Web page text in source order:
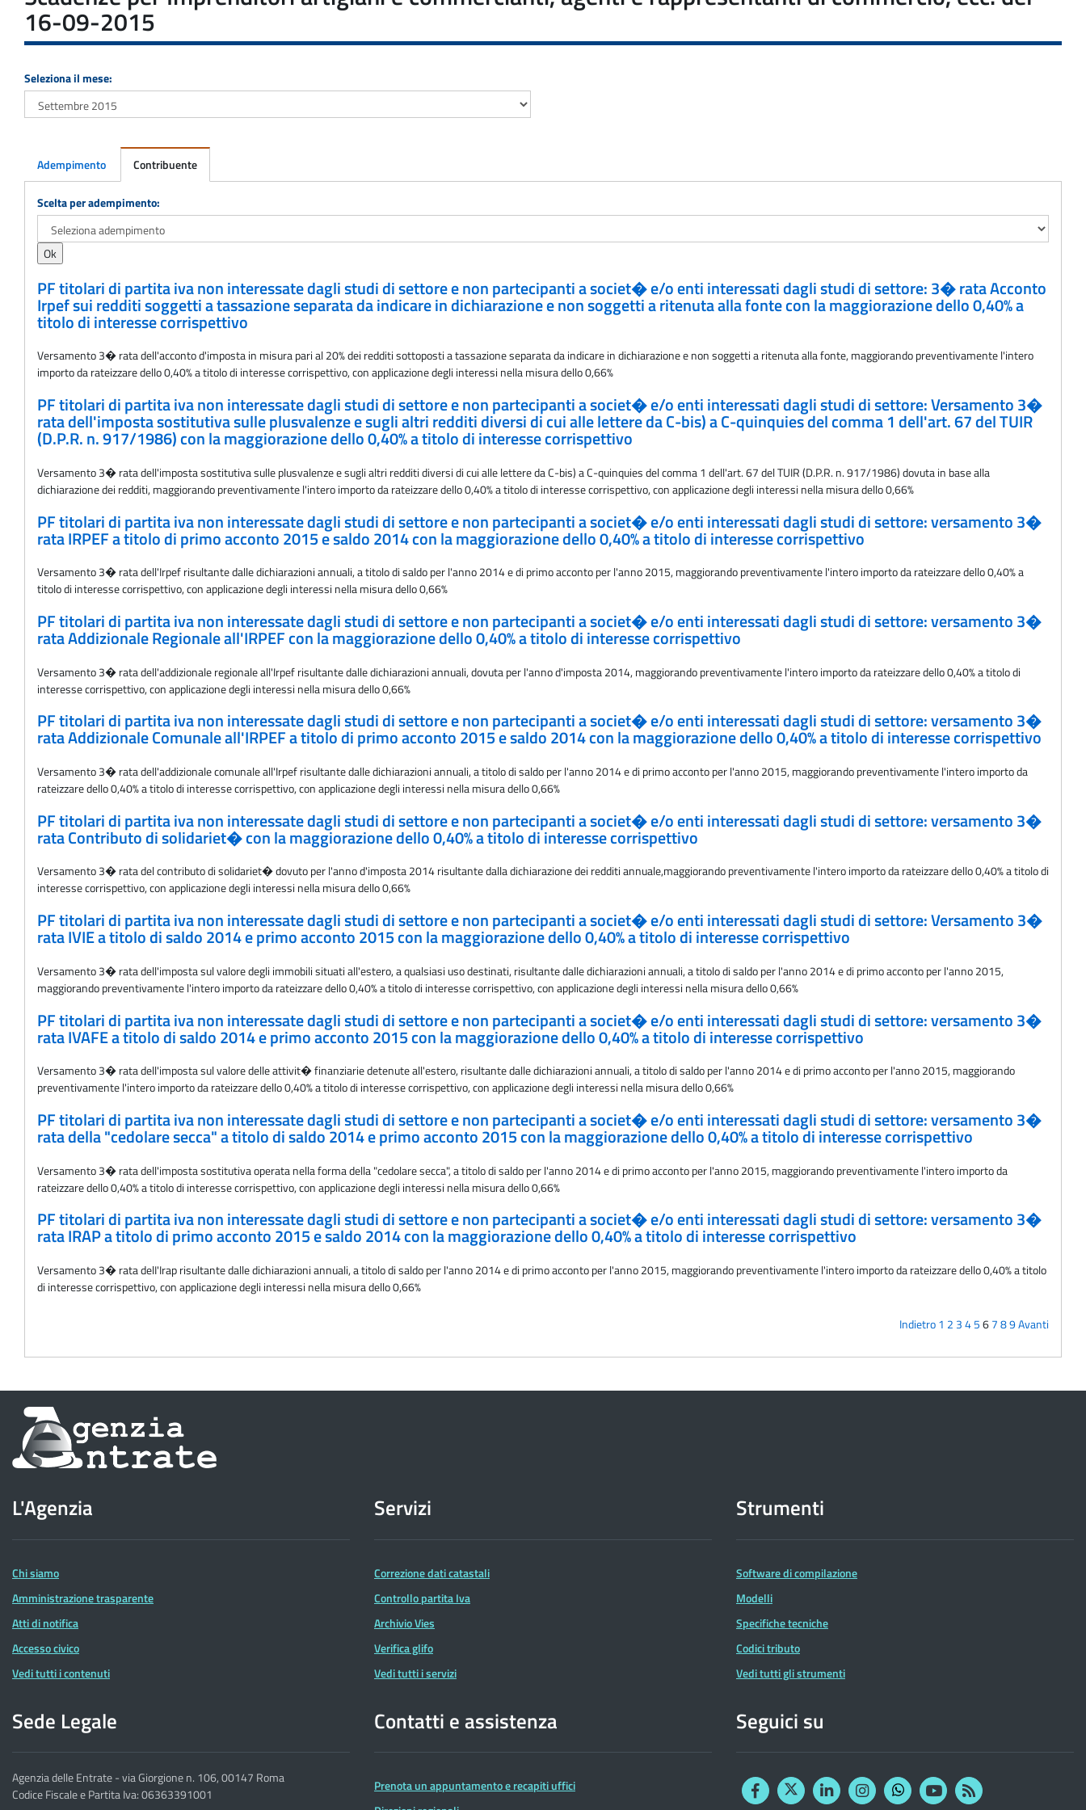
16-09-2015
Seleziona il mese:
Adempimento Contribuente
Adempimento
Scelta per adempimento:
PF titolari di partita iva non interessate dagli studi di settore e non partecipanti a societ� e/o enti interessati dagli studi di settore: 3� rata Acconto
Irpef sui redditi soggetti a tassazione separata da indicare in dichiarazione e non soggetti a ritenuta alla fonte con la maggiorazione dello 0,40% a
titolo di interesse corrispettivo
Versamento 3� rata dell'acconto d'imposta in misura pari al 20% dei redditi sottoposti a tassazione separata da indicare in dichiarazione e non soggetti a ritenuta alla fonte, maggiorando preventivamente l'intero
importo da rateizzare dello 0,40% a titolo di interesse corrispettivo, con applicazione degli interessi nella misura dello 0,66%
PF titolari di partita iva non interessate dagli studi di settore e non partecipanti a societ� e/o enti interessati dagli studi di settore: Versamento 3�
rata dell'imposta sostitutiva sulle plusvalenze e sugli altri redditi diversi di cui alle lettere da C-bis) a C-quinquies del comma 1 dell'art. 67 del TUIR
(D.P.R. n. 917/1986) con la maggiorazione dello 0,40% a titolo di interesse corrispettivo
Versamento 3� rata dell'imposta sostitutiva sulle plusvalenze e sugli altri redditi diversi di cui alle lettere da C-bis) a C-quinquies del comma 1 dell'art. 67 del TUIR (D.P.R. n. 917/1986) dovuta in base alla
dichiarazione dei redditi, maggiorando preventivamente l'intero importo da rateizzare dello 0,40% a titolo di interesse corrispettivo, con applicazione degli interessi nella misura dello 0,66%
PF titolari di partita iva non interessate dagli studi di settore e non partecipanti a societ� e/o enti interessati dagli studi di settore: versamento 3�
rata IRPEF a titolo di primo acconto 2015 e saldo 2014 con la maggiorazione dello 0,40% a titolo di interesse corrispettivo
Versamento 3� rata dell'Irpef risultante dalle dichiarazioni annuali, a titolo di saldo per l'anno 2014 e di primo acconto per l'anno 2015, maggiorando preventivamente l'intero importo da rateizzare dello 0,40% a
titolo di interesse corrispettivo, con applicazione degli interessi nella misura dello 0,66%
PF titolari di partita iva non interessate dagli studi di settore e non partecipanti a societ� e/o enti interessati dagli studi di settore: versamento 3�
rata Addizionale Regionale all'IRPEF con la maggiorazione dello 0,40% a titolo di interesse corrispettivo
Versamento 3� rata dell'addizionale regionale all'Irpef risultante dalle dichiarazioni annuali, dovuta per l'anno d'imposta 2014, maggiorando preventivamente l'intero importo da rateizzare dello 0,40% a titolo di
interesse corrispettivo, con applicazione degli interessi nella misura dello 0,66%
PF titolari di partita iva non interessate dagli studi di settore e non partecipanti a societ� e/o enti interessati dagli studi di settore: versamento 3�
rata Addizionale Comunale all'IRPEF a titolo di primo acconto 2015 e saldo 2014 con la maggiorazione dello 0,40% a titolo di interesse corrispettivo
Versamento 3� rata dell'addizionale comunale all'Irpef risultante dalle dichiarazioni annuali, a titolo di saldo per l'anno 2014 e di primo acconto per l'anno 2015, maggiorando preventivamente l'intero importo da
rateizzare dello 0,40% a titolo di interesse corrispettivo, con applicazione degli interessi nella misura dello 0,66%
PF titolari di partita iva non interessate dagli studi di settore e non partecipanti a societ� e/o enti interessati dagli studi di settore: versamento 3�
rata Contributo di solidariet� con la maggiorazione dello 0,40% a titolo di interesse corrispettivo
Versamento 3� rata del contributo di solidariet� dovuto per l'anno d'imposta 2014 risultante dalla dichiarazione dei redditi annuale,maggiorando preventivamente l'intero importo da rateizzare dello 0,40% a titolo di
interesse corrispettivo, con applicazione degli interessi nella misura dello 0,66%
PF titolari di partita iva non interessate dagli studi di settore e non partecipanti a societ� e/o enti interessati dagli studi di settore: Versamento 3�
rata IVIE a titolo di saldo 2014 e primo acconto 2015 con la maggiorazione dello 0,40% a titolo di interesse corrispettivo
Versamento 3� rata dell'imposta sul valore degli immobili situati all'estero, a qualsiasi uso destinati, risultante dalle dichiarazioni annuali, a titolo di saldo per l'anno 2014 e di primo acconto per l'anno 2015,
maggiorando preventivamente l'intero importo da rateizzare dello 0,40% a titolo di interesse corrispettivo, con applicazione degli interessi nella misura dello 0,66%
PF titolari di partita iva non interessate dagli studi di settore e non partecipanti a societ� e/o enti interessati dagli studi di settore: versamento 3�
rata IVAFE a titolo di saldo 2014 e primo acconto 2015 con la maggiorazione dello 0,40% a titolo di interesse corrispettivo
Versamento 3� rata dell'imposta sul valore delle attivit� finanziarie detenute all'estero, risultante dalle dichiarazioni annuali, a titolo di saldo per l'anno 2014 e di primo acconto per l'anno 2015, maggiorando
preventivamente l'intero importo da rateizzare dello 0,40% a titolo di interesse corrispettivo, con applicazione degli interessi nella misura dello 0,66%
PF titolari di partita iva non interessate dagli studi di settore e non partecipanti a societ� e/o enti interessati dagli studi di settore: versamento 3�
rata della "cedolare secca" a titolo di saldo 2014 e primo acconto 2015 con la maggiorazione dello 0,40% a titolo di interesse corrispettivo
Versamento 3� rata dell'imposta sostitutiva operata nella forma della "cedolare secca", a titolo di saldo per l'anno 2014 e di primo acconto per l'anno 2015, maggiorando preventivamente l'intero importo da
rateizzare dello 0,40% a titolo di interesse corrispettivo, con applicazione degli interessi nella misura dello 0,66%
PF titolari di partita iva non interessate dagli studi di settore e non partecipanti a societ� e/o enti interessati dagli studi di settore: versamento 3�
rata IRAP a titolo di primo acconto 2015 e saldo 2014 con la maggiorazione dello 0,40% a titolo di interesse corrispettivo
Versamento 3� rata delI'Irap risultante dalle dichiarazioni annuali, a titolo di saldo per l'anno 2014 e di primo acconto per l'anno 2015, maggiorando preventivamente l'intero importo da rateizzare dello 0,40% a titolo
di interesse corrispettivo, con applicazione degli interessi nella misura dello 0,66%
Indietro1 2 3456789Avanti
Informazioni
sul
dell'Agenzia
delle
Entrate
L'Agenzia
Chi siamo
Amministrazione trasparente
Atti di notifica
Accesso civico
Vedi tutti i contenuti
Servizi
Correzione dati catastali
Controllo partita Iva
Archivio Vies
Verifica glifo
Vedi tutti i servizi
Strumenti
Software di compilazione
Modelli
Specifiche tecniche
Codici tributo
Vedi tutti gli strumenti
Sede Legale
Agenzia delle Entrate - via Giorgione n. 106, 00147 Roma
Codice Fiscale e Partita Iva: 06363391001
Contatti e assistenza
Prenota un appuntamento e recapiti uffici
Seguici su
FacebookTwitterLinkedinInstagram
YouTubeRSS